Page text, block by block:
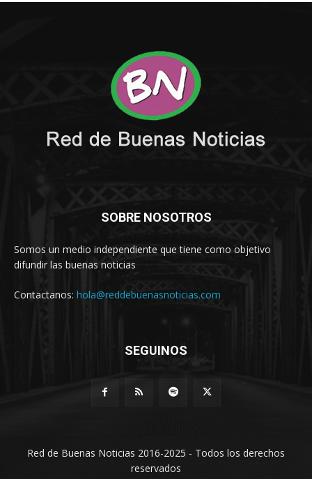
SOBRE NOSOTROS
Somos un medio independiente que tiene como objetivo
difundir las buenas noticias
Contactanos: hola@reddebuenasnoticias.com
SEGUINOS
Red de Buenas Noticias 2016-2025 - Todos los derechos
reservados